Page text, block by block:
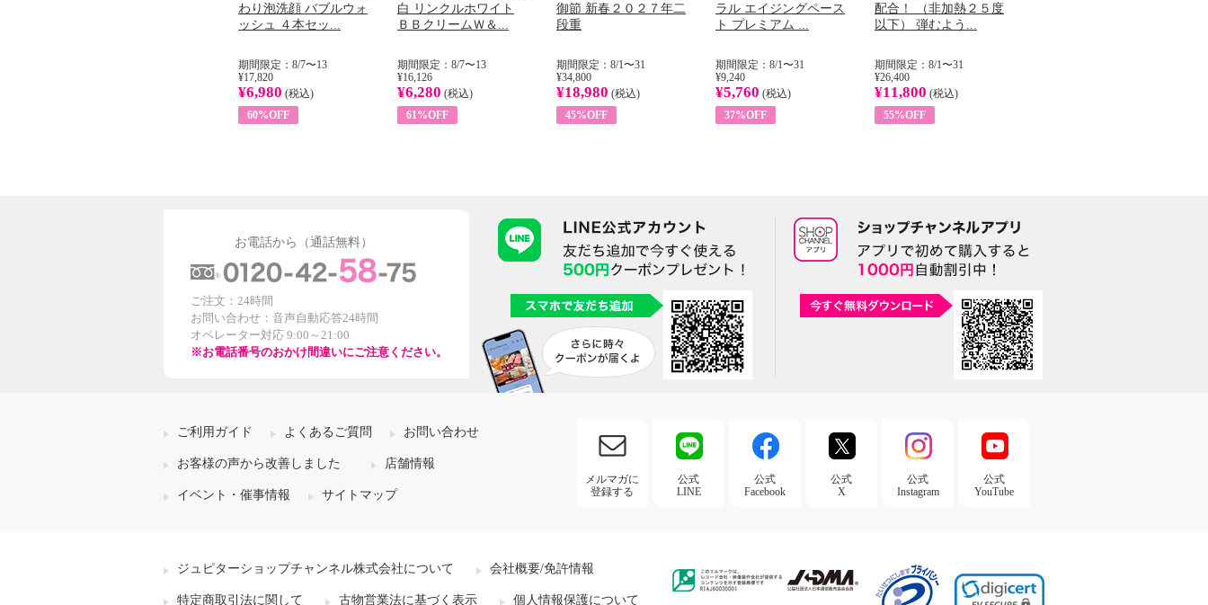
わり泡洗顔 バブルウォ
ッシュ ４本セッ...
期間限定：8/7〜13
¥17,820
¥6,980 (税込)
60%OFF
白 リンクルホワイト
ＢＢクリームＷ＆...
期間限定：8/7〜13
¥16,126
¥6,280 (税込)
61%OFF
御節 新春２０２７年二
段重
期間限定：8/1〜31
¥34,800
¥18,980 (税込)
45%OFF
ラル エイジングペース
ト プレミアム ...
期間限定：8/1〜31
¥9,240
¥5,760 (税込)
37%OFF
配合！ （非加熱２５度
以下） 弾むよう...
期間限定：8/1〜31
¥26,400
¥11,800 (税込)
55%OFF
お電話から（通話無料）
ご注文：24時間
お問い合わせ：音声自動応答24時間
オペレーター対応 9:00～21:00
※お電話番号のおかけ間違いにご注意ください。
ご利用ガイド よくあるご質問 お問い合わせ
お客様の声から改善しました 店舗情報
イベント・催事情報 サイトマップ
メルマガに
登録する
公式
LINE
公式
Facebook
公式
X
公式
Instagram
公式
YouTube
ジュピターショップチャンネル株式会社について 会社概要/免許情報
特定商取引法に関して 古物営業法に基づく表示 個人情報保護について